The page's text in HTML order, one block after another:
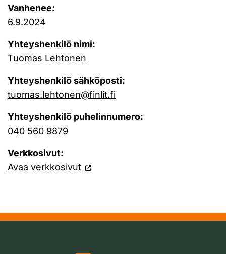
Vanhenee:
6.9.2024
Yhteyshenkilö nimi:
Tuomas Lehtonen
Yhteyshenkilö sähköposti:
tuomas.lehtonen@finlit.fi
Yhteyshenkilö puhelinnumero:
040 560 9879
Verkkosivut:
Avaa verkkosivut